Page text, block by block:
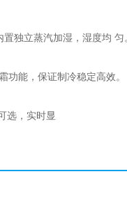
独立蒸汽加湿，湿度均 匀
功能，保证制冷稳定高效。
选，实时显